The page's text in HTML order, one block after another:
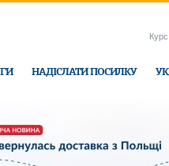
НАДІСЛАТИ ПОСИЛКУ
в офісі Ukraine-